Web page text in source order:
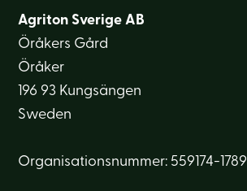
Agriton Sverige AB
Öråkers Gård
Öråker
196 93 Kungsängen
Sweden
Organisationsnummer: 559174-1789